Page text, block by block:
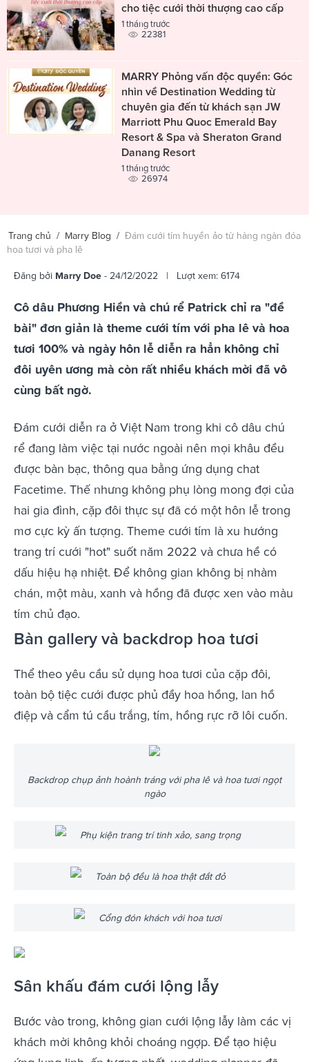
cho tiệc cưới thời thượng cao cấp
1 tháng trước
22381
MARRY Phỏng vấn độc quyền: Góc
nhìn về Destination Wedding từ
chuyên gia đến từ khách sạn JW
Marriott Phu Quoc Emerald Bay
Resort & Spa và Sheraton Grand
Danang Resort
1 tháng trước
26974
Trang chủ / Marry Blog / Đám cưới tím huyền ảo từ hàng ngàn đóa
hoa tươi và pha lê
Đăng bởi Marry Doe - 24/12/2022 | Lượt xem: 6174
Cô dâu Phương Hiền và chú rể Patrick chỉ ra "đề
bài" đơn giản là theme cưới tím với pha lê và hoa
tươi 100% và ngày hôn lễ diễn ra hẳn không chỉ
đôi uyên ương mà còn rất nhiều khách mời đã vô
cùng bất ngờ.
Đám cưới diễn ra ở Việt Nam trong khi cô dâu chú
rể đang làm việc tại nước ngoài nên mọi khâu đều
được bàn bạc, thông qua bằng ứng dụng chat
Facetime. Thế nhưng không phụ lòng mong đợi của
hai gia đình, cặp đôi thực sự đã có một hôn lễ trong
mơ cực kỳ ấn tượng. Theme cưới tím là xu hướng
trang trí cưới "hot" suốt năm 2022 và chưa hề có
dấu hiệu hạ nhiệt. Để không gian không bị nhàm
chán, một màu, xanh và hồng đã được xen vào màu
tím chủ đạo.
Bàn gallery và backdrop hoa tươi
Thể theo yêu cầu sử dụng hoa tươi của cặp đôi,
toàn bộ tiệc cưới được phủ đầy hoa hồng, lan hồ
điệp và cẩm tú cầu trắng, tím, hồng rực rỡ lôi cuốn.
Backdrop chụp ảnh hoành tráng với pha lê và hoa tươi ngọt
ngào
Phụ kiện trang trí tinh xảo, sang trọng
Toàn bộ đều là hoa thật đắt đỏ
Cổng đón khách với hoa tươi
Sân khấu đám cưới lộng lẫy
Bước vào trong, không gian cưới lộng lẫy làm các vị
khách mời không khỏi choáng ngợp. Để tạo hiệu